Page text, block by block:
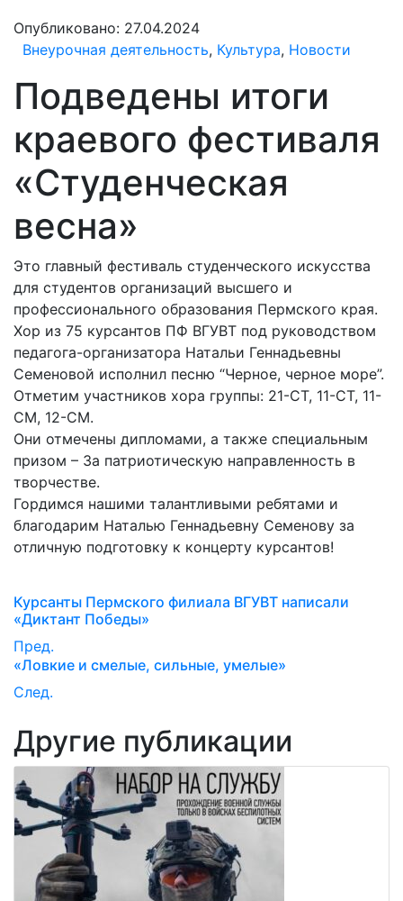
Опубликовано: 27.04.2024
Внеурочная деятельность, Культура, Новости
Подведены итоги
краевого фестиваля
«Студенческая
весна»
Это главный фестиваль студенческого искусства
для студентов организаций высшего и
профессионального образования Пермского края.
Хор из 75 курсантов ПФ ВГУВТ под руководством
педагога-организатора Натальи Геннадьевны
Семеновой исполнил песню “Черное, черное море”.
Отметим участников хора группы: 21-СТ, 11-СТ, 11-
СМ, 12-СМ.
Они отмечены дипломами, а также специальным
призом – За патриотическую направленность в
творчестве.
Гордимся нашими талантливыми ребятами и
благодарим Наталью Геннадьевну Семенову за
отличную подготовку к концерту курсантов!
Курсанты Пермского филиала ВГУВТ написали
«Диктант Победы»
Пред.
«Ловкие и смелые, сильные, умелые»
След.
Другие публикации